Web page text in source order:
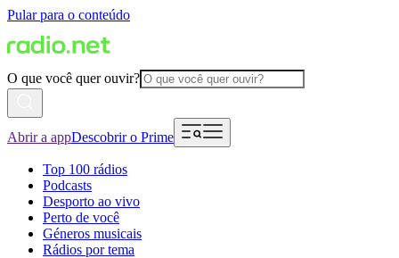
Pular para o conteúdo
O que você quer ouvir?
Abrir a appDescobrir o Prime
Top 100 rádios
Podcasts
Desporto ao vivo
Perto de você
Géneros musicais
Rádios por tema